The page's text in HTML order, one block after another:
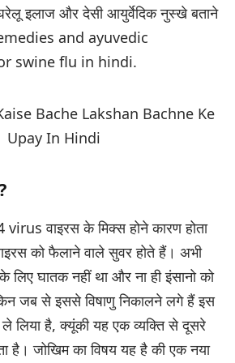
इलाज और देसी आयुर्वेदिक नुस्खे बताने
and ayuvedic
swine flu in hindi.
वाइरस के मिक्स होने कारण होता
को फैलाने वाले सुवर होते हैं। अभी
लिए घातक नहीं था और ना ही इंसानो को
जब से इससे विषाणु निकालने लगे हैं इस
ले लिया है, क्यूंकी यह एक व्यक्ति से दूसरे
है। जोखिम का विषय यह है की एक नया